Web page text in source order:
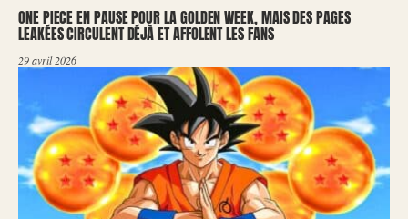
ONE PIECE EN PAUSE POUR LA GOLDEN WEEK, MAIS DES PAGES
LEAKÉES CIRCULENT DÉJÀ ET AFFOLENT LES FANS
29 avril 2026